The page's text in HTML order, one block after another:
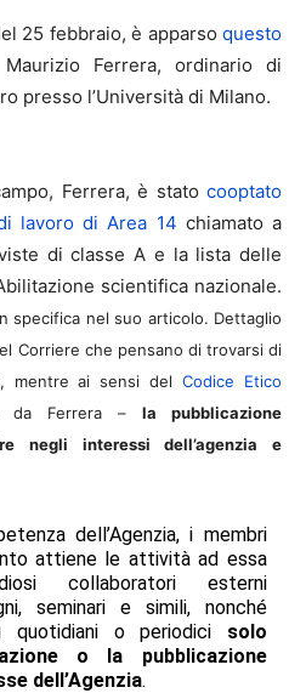
25 febbraio, è apparso questo
Ferrera, ordinario di
presso l’Università di Milano.
Ferrera, è stato cooptato
lavoro di Area 14 chiamato a
di classe A e la lista delle
scientifica nazionale.
specifica nel suo articolo. Dettaglio
Corriere che pensano di trovarsi di
mentre ai sensi delCodice Etico
da Ferrera – la pubblicazione
negli interessi dell’agenzia e
dell’Agenzia, i membri
attiene le attività ad essa
collaboratori esterni
seminari e simili, nonché
quotidiani o periodici solo
o la pubblicazione
dell’Agenzia.